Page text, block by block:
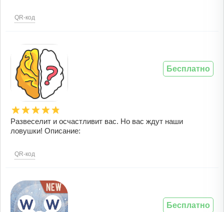
QR-код
Развеселит и осчастливит вас. Но вас ждут наши
ловушки! Описание:
QR-код
Бесплатно
Бесплатно